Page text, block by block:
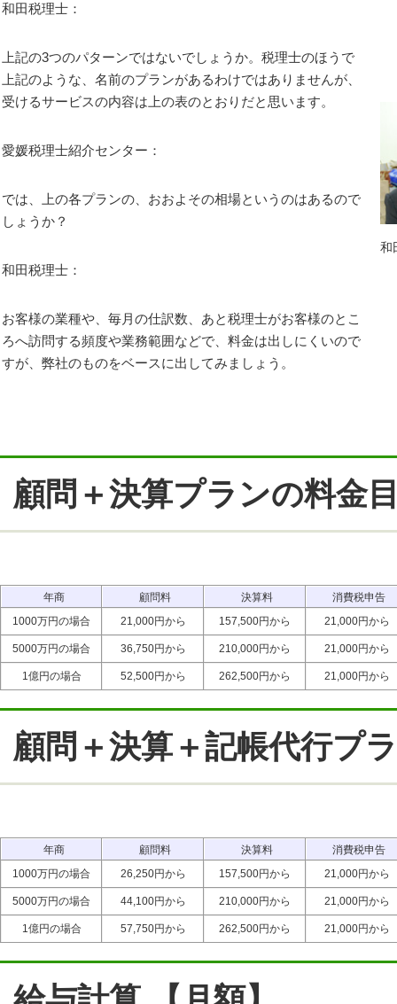
和田税理士：
上記の3つのパターンではないでしょうか。税理士のほうで
上記のような、名前のプランがあるわけではありませんが、
受けるサービスの内容は上の表のとおりだと思います。
愛媛税理士紹介センター：
では、上の各プランの、おおよその相場というのはあるので
しょうか？
和田税理士：
お客様の業種や、毎月の仕訳数、あと税理士がお客様のとこ
ろへ訪問する頻度や業務範囲などで、料金は出しにくいので
すが、弊社のものをベースに出してみましょう。
和
顧問＋決算プランの料金
年商 顧問料 決算料
消費税申告
1000万円の場合
21,000円から 157,500円から 21,000円から
5000万円の場合 36,750円から 210,000円から 21,000円から
1億円の場合 52,500円から 262,500円から 21,000円から
顧問＋決算＋記帳代行プ
年商 顧問料 決算料
消費税申告
1000万円の場合
26,250円から 157,500円から 21,000円から
5000万円の場合 44,100円から 210,000円から 21,000円から
1億円の場合 57,750円から 262,500円から 21,000円から